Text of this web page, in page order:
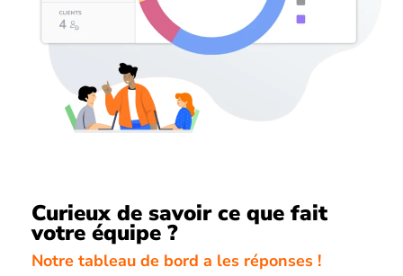
Curieux de savoir ce que fait
votre équipe ?
Notre tableau de bord a les réponses !